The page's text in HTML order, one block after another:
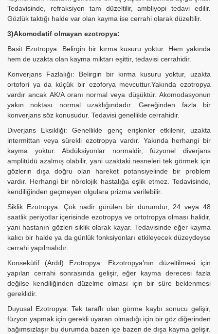
Tedavisinde, refraksiyon tam düzeltilir, ambliyopi tedavi edilir.
Gözlük taktığı halde var olan kayma ise cerrahi olarak düzeltilir.
3)Akomodatif olmayan ezotropya:
Basit Ezotropya: Belirgin bir kırma kusuru yoktur. Hem yakında
hem de uzakta olan kayma miktarı eşittir, tedavisi cerrahidir.
Konverjans Fazlalığı: Belirgin bir kırma kusuru yoktur, uzakta
ortofori ya da küçük bir ezoforya mevcuttur.Yakında ezotropya
vardır ancak AK/A oranı normal veya düşüktür. Akomodasyonun
yakın noktası normal uzaklığındadır. Gereğinden fazla bir
konverjans söz konusudur. Tedavisi genellikle cerrahidir.
Diverjans Eksikliği: Genellikle genç erişkinler etkilenir, uzakta
intermittan veya sürekli ezotropya vardır. Yakında herhangi bir
kayma yoktur. Abdüksiyonlar normaldir, füzyonel diverjans
amplitüdü azalmış olabilir, yani uzaktaki nesneleri tek görmek için
gözlerin dışa doğru olan hareket potansiyelinde bir problem
vardır. Herhangi bir nörolojik hastalığa eşlik etmez. Tedavisinde,
kendiliğinden geçmeyen olgulara prizma verilebilir.
Siklik Ezotropya: Çok nadir görülen bir durumdur, 24 veya 48
saatlik periyotlar içerisinde ezotropya ve ortotropya olması halidir,
yani hastanın gözleri siklik olarak kayar. Tedavisinde eğer kayma
kalıcı bir halde ya da günlük fonksiyonları etkileyecek düzeydeyse
cerrahi yapılmalıdır.
Konsekütif (Ardıl) Ezotropya: Ekzotropya’nın düzeltilmesi için
yapılan cerrahi sonrasında gelişir, eğer kayma derecesi fazla
değilse kendiliğinden düzelme olması için bir süre beklenmesi
gereklidir.
Duyusal Ezotropya: Tek taraflı olan görme kaybı sonucu gelişir,
füzyon yapmak için gerekli uyaran olmadığı için bir göz diğerinden
bağımsızlaşır bu durumda bazen içe bazen de dışa kayma gelişir.